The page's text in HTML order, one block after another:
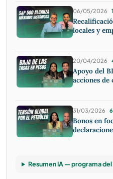
06/05/2026
locales y
20/04/2026
Apoyo del
acciones
31/03/2026
Bonos en
Resumen IA — programa